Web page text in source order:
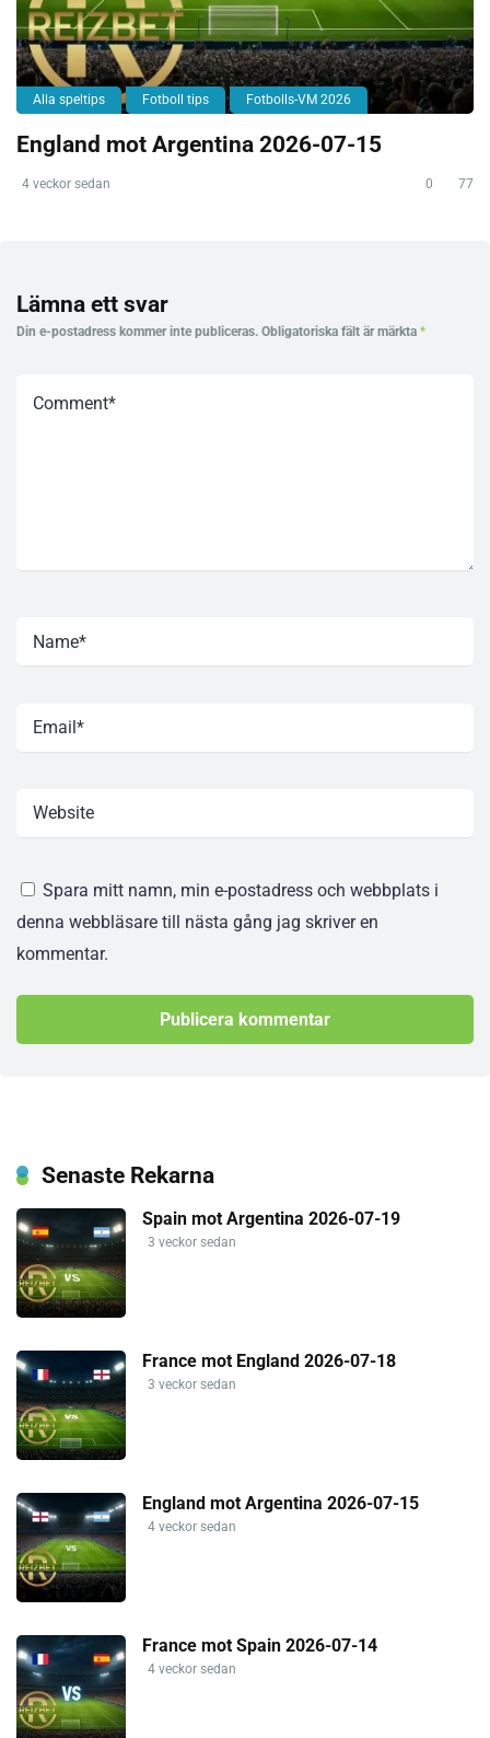
Alla speltips Fotboll tips Fotbolls-VM 2026
England mot Argentina 2026-07-15
4 veckor sedan 0 77
Lämna ett svar
Din e-postadress kommer inte publiceras. Obligatoriska fält är märkta *
Spara mitt namn, min e-postadress och webbplats i
denna webbläsare till nästa gång jag skriver en
kommentar.
Senaste Rekarna
Spain mot Argentina 2026-07-19
3 veckor sedan
France mot England 2026-07-18
3 veckor sedan
England mot Argentina 2026-07-15
4 veckor sedan
France mot Spain 2026-07-14
4 veckor sedan